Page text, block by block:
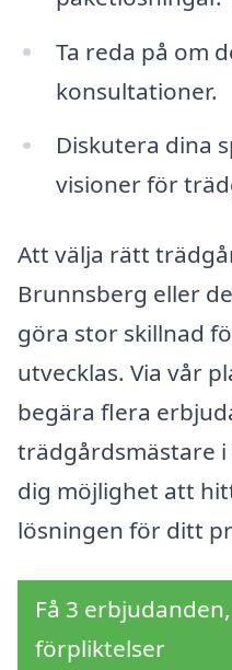
Ta reda på om
konsultationer.
Diskutera dina
visioner för
Att välja rätt
Brunnsberg eller
göra stor skillnad
utvecklas. Via vår
begära flera
trädgårdsmästare
dig möjlighet att
lösningen för ditt
Få 3
förpliktelser